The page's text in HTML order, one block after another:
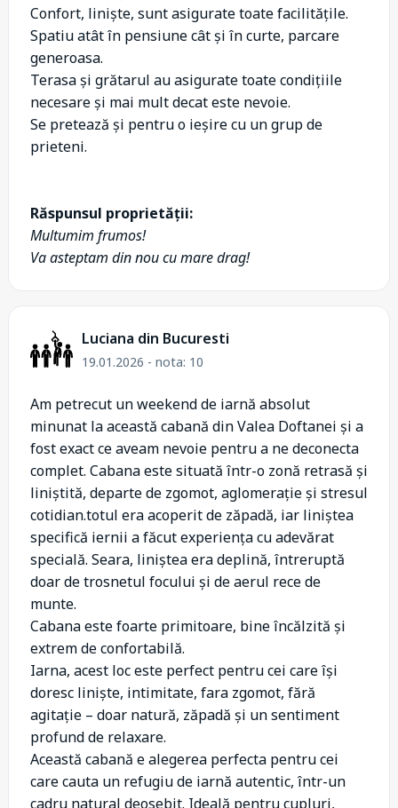
Confort, liniște, sunt asigurate toate facilitățile.
Spatiu atât în pensiune cât și în curte, parcare
generoasa.
Terasa și grătarul au asigurate toate condițiile
necesare și mai mult decat este nevoie.
Se pretează și pentru o ieșire cu un grup de
prieteni.
Răspunsul proprietății:
Multumim frumos!
Va asteptam din nou cu mare drag!
Luciana din Bucuresti
19.01.2026 - nota: 10
Am petrecut un weekend de iarnă absolut
minunat la această cabană din Valea Doftanei și a
fost exact ce aveam nevoie pentru a ne deconecta
complet. Cabana este situată într-o zonă retrasă și
liniștită, departe de zgomot, aglomerație și stresul
cotidian.totul era acoperit de zăpadă, iar liniștea
specifică iernii a făcut experiența cu adevărat
specială. Seara, liniștea era deplină, întreruptă
doar de trosnetul focului și de aerul rece de
munte.
Cabana este foarte primitoare, bine încălzită și
extrem de confortabilă.
Iarna, acest loc este perfect pentru cei care își
doresc liniște, intimitate, fara zgomot, fără
agitație – doar natură, zăpadă și un sentiment
profund de relaxare.
Această cabană e alegerea perfecta pentru cei
care cauta un refugiu de iarnă autentic, într-un
cadru natural deosebit. Ideală pentru cupluri,